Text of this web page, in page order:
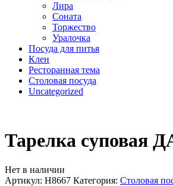
Лира
Соната
Торжество
Уралочка
Посуда для питья
Клен
Ресторанная тема
Столовая посуда
Uncategorized
Тарелка суповая
Нет в наличии
Артикул: H8667 Категория: Столовая